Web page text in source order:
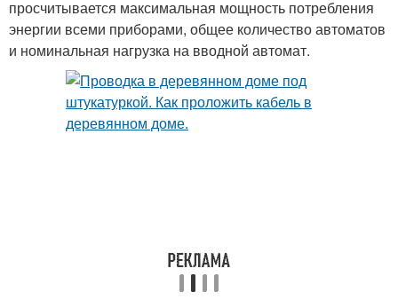
просчитывается максимальная мощность потребления
энергии всеми приборами, общее количество автоматов
и номинальная нагрузка на вводной автомат.